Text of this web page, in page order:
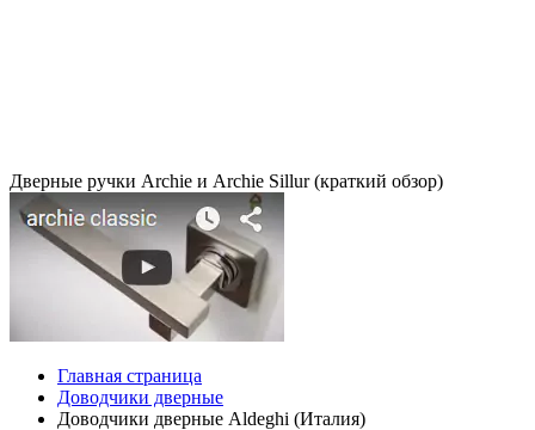
Дверные ручки Archie и Archie Sillur (краткий обзор)
Главная страница
Доводчики дверные
Доводчики дверные Aldeghi (Италия)